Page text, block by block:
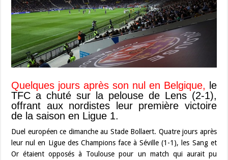
Quelques jours après son nul en Belgique, le
TFC a chuté sur la pelouse de Lens (2-1),
offrant aux nordistes leur première victoire
de la saison en Ligue 1.
Duel européen ce dimanche au Stade Bollaert. Quatre jours après
leur nul en Ligue des Champions face à Séville (1-1), les Sang et
Or étaient opposés à Toulouse pour un match qui aurait pu